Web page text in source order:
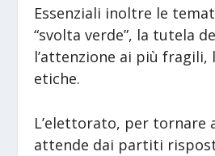
Essenziali inoltre le
“svolta verde”, la tutela
l’attenzione ai più fragili,
etiche.
L’elettorato, per tornare
attende dai partiti